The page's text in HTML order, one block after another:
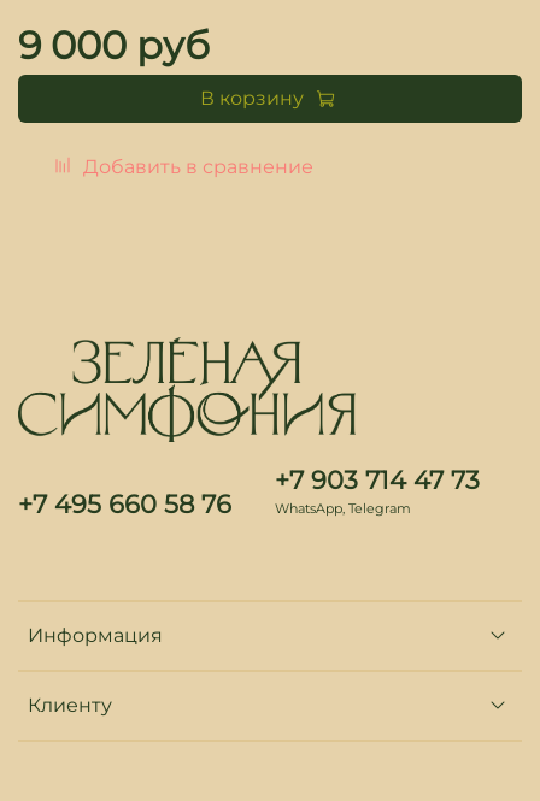
Добавить в сравнение
9 000 руб
В корзину
Информация
Клиенту
+7 495 660 58 76
+7 903 714 47 73
WhatsApp, Telegram